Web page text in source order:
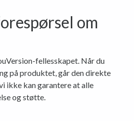
om
fellesskapet. Når du
på produktet, går den direkte
ikke kan garantere at alle
og støtte.